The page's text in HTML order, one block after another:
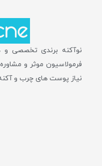
نوآکنه برندی تخصصی و
فرمولاسیون موثر و
نیاز پوست های چرب و